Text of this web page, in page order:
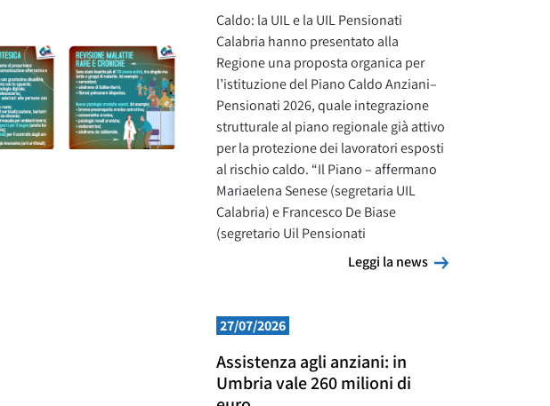
Caldo: la UIL e la UIL Pensionati
Calabria hanno presentato alla
Regione una proposta organica per
l’istituzione del Piano Caldo Anziani–
Pensionati 2026, quale integrazione
strutturale al piano regionale già attivo
per la protezione dei lavoratori esposti
al rischio caldo. “Il Piano – affermano
Mariaelena Senese (segretaria UIL
Calabria) e Francesco De Biase
(segretario Uil Pensionati
Leggi la news
Leggi la news
27/07/2026
Assistenza agli anziani: in
Umbria vale 260 milioni di